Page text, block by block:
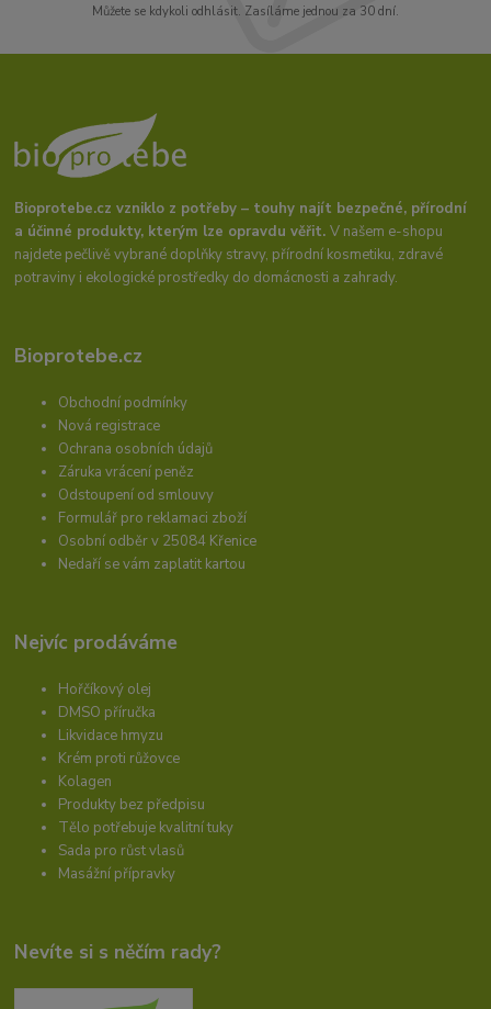
Můžete se kdykoli odhlásit. Zasíláme jednou za 30 dní.
Bioprotebe.cz vzniklo z potřeby – touhy najít bezpečné, přírodní
a účinné produkty, kterým lze opravdu věřit.V našem e-shopu
najdete pečlivě vybrané doplňky stravy, přírodní kosmetiku, zdravé
potraviny i ekologické prostředky do domácnosti a zahrady.
Bioprotebe.cz
Obchodní podmínky
Nová registrace
Ochrana osobních údajů
Záruka vrácení peněz
Odstoupení od smlouvy
Formulář pro reklamaci zboží
Osobní odběr v 25084 Křenice
Nedaří se vám zaplatit kartou
Nejvíc prodáváme
Hořčíkový olej
DMSO příručka
Likvidace hmyzu
Krém proti růžovce
Kolagen
Produkty bez předpisu
Tělo potřebuje kvalitní tuky
Sada pro růst vlasů
Masážní přípravky
Nevíte si s něčím rady?